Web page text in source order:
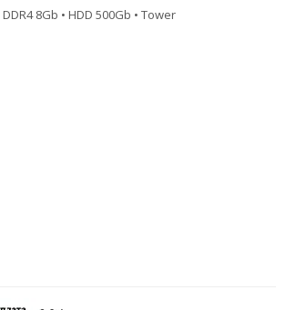
8Gb • HDD 500Gb • Tower